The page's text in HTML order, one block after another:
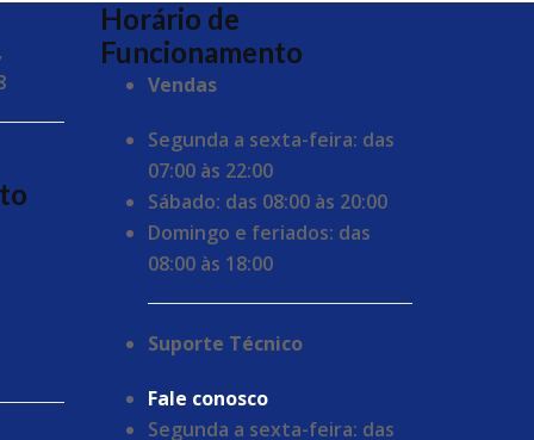
Horário de
Funcionamento
Vendas
Segunda a sexta-feira: das
07:00 às 22:00
Sábado: das 08:00 às 20:00
Domingo e feriados: das
08:00 às 18:00
Suporte Técnico
Fale conosco
Segunda a sexta-feira: das